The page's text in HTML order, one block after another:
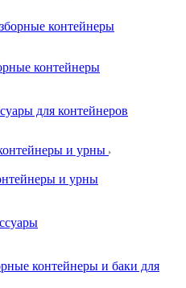
контейнеры
контейнеры
для контейнеров
и урны
и урны
контейнеры и баки для